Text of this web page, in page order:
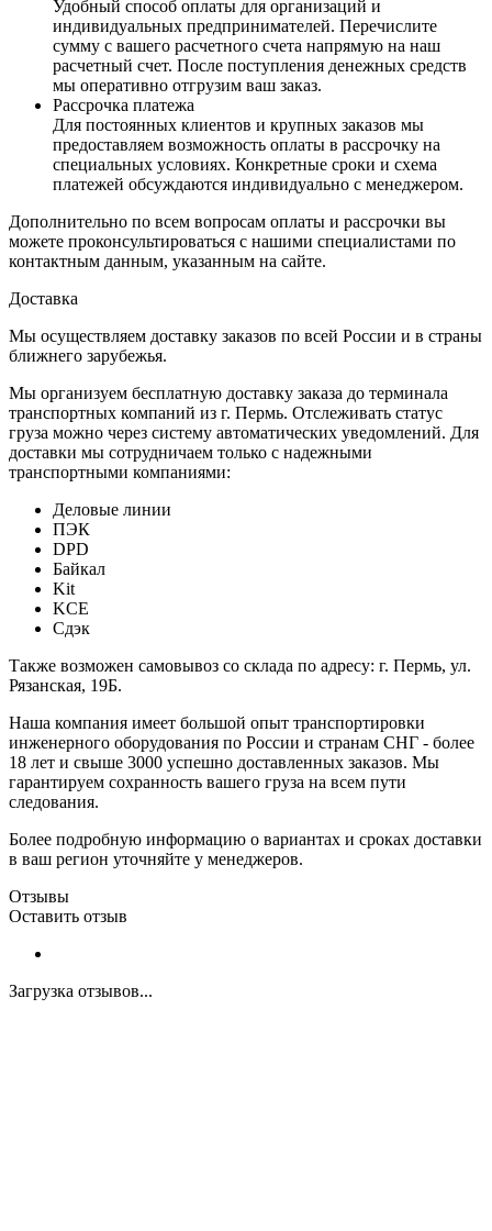
Удобный способ оплаты для организаций и
индивидуальных предпринимателей. Перечислите
сумму с вашего расчетного счета напрямую на наш
расчетный счет. После поступления денежных средств
мы оперативно отгрузим ваш заказ.
Рассрочка платежа
Для постоянных клиентов и крупных заказов мы
предоставляем возможность оплаты в рассрочку на
специальных условиях. Конкретные сроки и схема
платежей обсуждаются индивидуально с менеджером.
Дополнительно по всем вопросам оплаты и рассрочки вы
можете проконсультироваться с нашими специалистами по
контактным данным, указанным на сайте.
Доставка
Мы осуществляем доставку заказов по всей России и в страны
ближнего зарубежья.
Мы организуем бесплатную доставку заказа до терминала
транспортных компаний из г. Пермь. Отслеживать статус
груза можно через систему автоматических уведомлений. Для
доставки мы сотрудничаем только с надежными
транспортными компаниями:
Деловые линии
ПЭК
DPD
Байкал
Kit
KCE
Сдэк
Также возможен самовывоз со склада по адресу: г. Пермь, ул.
Рязанская, 19Б.
Наша компания имеет большой опыт транспортировки
инженерного оборудования по России и странам СНГ - более
18 лет и свыше 3000 успешно доставленных заказов. Мы
гарантируем сохранность вашего груза на всем пути
следования.
Более подробную информацию о вариантах и сроках доставки
в ваш регион уточняйте у менеджеров.
Отзывы
Оставить отзыв
Загрузка отзывов...